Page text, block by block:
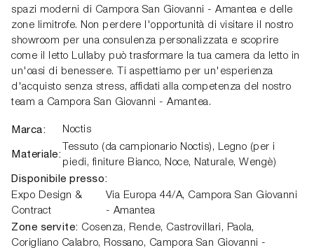
spazi moderni di Campora San Giovanni - Amantea e delle
zone limitrofe. Non perdere l'opportunità di visitare il nostro
showroom per una consulenza personalizzata e scoprire
come il letto Lullaby può trasformare la tua camera da letto in
un'oasi di benessere. Ti aspettiamo per un'esperienza
d'acquisto senza stress, affidati alla competenza del nostro
team a Campora San Giovanni - Amantea.
Marca: Noctis
Materiale:
Tessuto (da campionario Noctis), Legno (per i
piedi, finiture Bianco, Noce, Naturale, Wengè)
Disponibile presso:
Expo Design &
Contract
Via Europa 44/A, Campora San Giovanni
- Amantea
Zone servite: Cosenza, Rende, Castrovillari, Paola,
Corigliano Calabro, Rossano, Campora San Giovanni -